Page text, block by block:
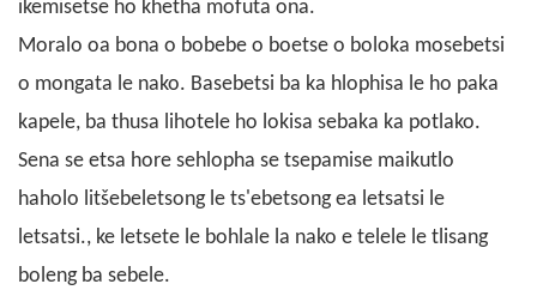
ikemisetse ho khetha mofuta ona.
Moralo oa bona o bobebe o boetse o boloka mosebetsi
o mongata le nako. Basebetsi ba ka hlophisa le ho paka
kapele, ba thusa lihotele ho lokisa sebaka ka potlako.
Sena se etsa hore sehlopha se tsepamise maikutlo
haholo litšebeletsong le ts'ebetsong ea letsatsi le
letsatsi., ke letsete le bohlale la nako e telele le tlisang
boleng ba sebele.